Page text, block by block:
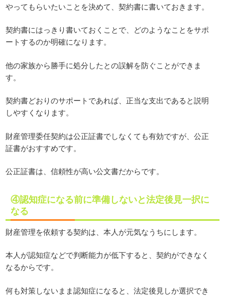
やってもらいたいことを決めて、契約書に書いておきます。
契約書にはっきり書いておくことで、どのようなことをサポ
ートするのか明確になります。
他の家族から勝手に処分したとの誤解を防ぐことができま
す。
契約書どおりのサポートであれば、正当な支出であると説明
しやすくなります。
財産管理委任契約は公正証書でしなくても有効ですが、公正
証書がおすすめです。
公正証書は、信頼性が高い公文書だからです。
④認知症になる前に準備しないと法定後見一択に
なる
財産管理を依頼する契約は、本人が元気なうちにします。
本人が認知症などで判断能力が低下すると、契約ができなく
なるからです。
何も対策しないまま認知症になると、法定後見しか選択でき